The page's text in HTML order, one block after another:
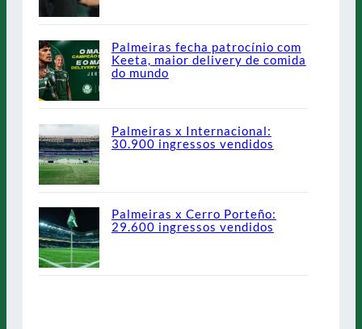
Palmeiras fecha patrocínio com
Keeta, maior delivery de comida
do mundo
Palmeiras x Internacional:
30.900 ingressos vendidos
Palmeiras x Cerro Porteño:
29.600 ingressos vendidos